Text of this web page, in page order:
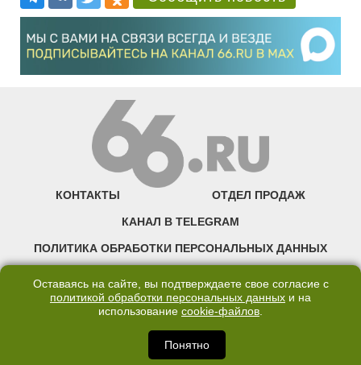
КОНТАКТЫ ОТДЕЛ ПРОДАЖ
КАНАЛ В TELEGRAM
ПОЛИТИКА ОБРАБОТКИ ПЕРСОНАЛЬНЫХ ДАННЫХ
©2007—2025 66.RU. Воспроизведение, сообщение, доведение до всеобщего
правообладателя запрещено. Сетевое издание «Современный портал
Екатеринбурга — «66.ru» (18+) зарегистрировано Федеральной службой по
надзору в сфере связи, информационных технологий и массовых коммуникаций
Оставаясь на сайте, вы подтверждаете свое согласие с
политикой обработки персональных данных и на
использование cookie-файлов.
Понятно